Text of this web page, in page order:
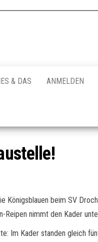
& DAS ANMELDEN
beim SV
Reipen nimmt den Kader
Im Kader standen gleich